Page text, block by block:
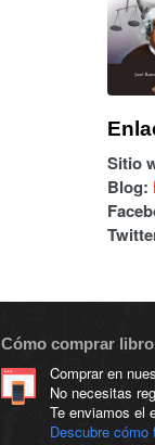
Sitio
Blog:
Cómo comprar
Comprar en
No necesitas
Te enviamos el
Descubre